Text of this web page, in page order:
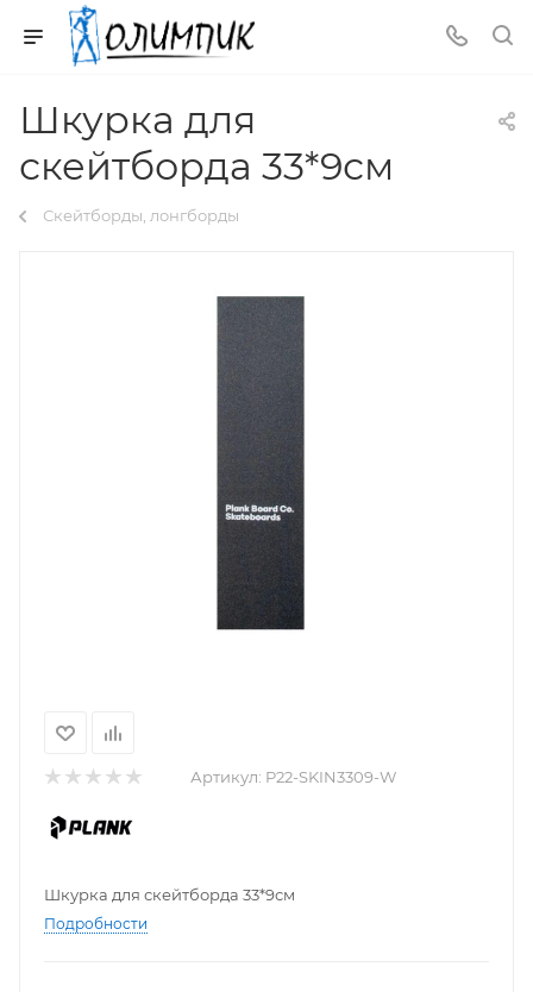
Шкурка для
скейтборда 33*9см
Скейтборды, лонгборды
Артикул: P22-SKIN3309-W
Шкурка для скейтборда 33*9см
Подробности